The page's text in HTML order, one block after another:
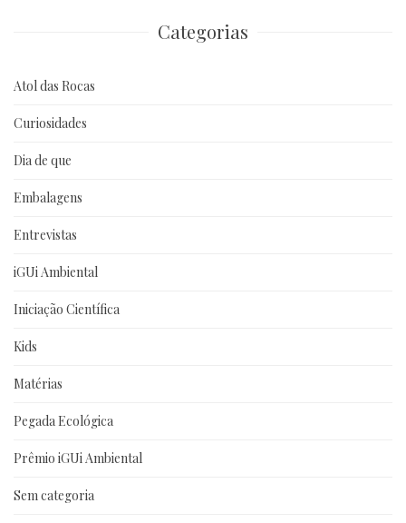
Categorias
Atol das Rocas
Curiosidades
Dia de que
Embalagens
Entrevistas
iGUi Ambiental
Iniciação Científica
Kids
Matérias
Pegada Ecológica
Prêmio iGUi Ambiental
Sem categoria